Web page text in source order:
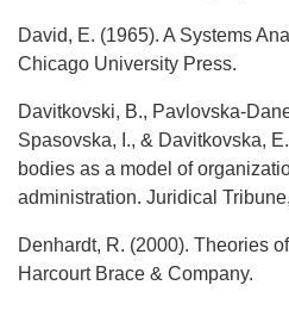
David, E. (1965). A Systems
Chicago University Press.
Davitkovski, B., Pavlovska-
Spasovska, I., & Davitkovska,
bodies as a model of
administration. Juridical
Denhardt, R. (2000). Theories
Harcourt Brace & Company.